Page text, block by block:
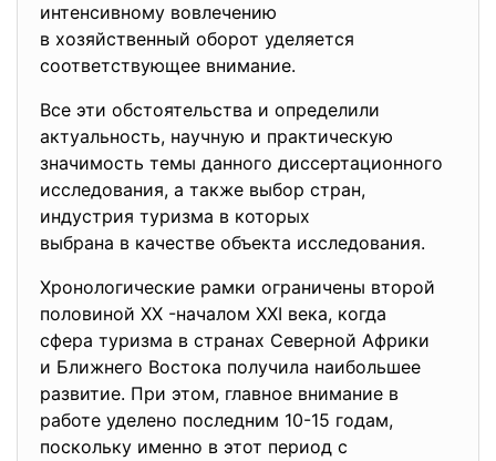
интенсивному вовлечению
в хозяйственный оборот уделяется
соответствующее внимание.
Все эти обстоятельства и определили
актуальность, научную и практическую
значимость темы данного диссертационного
исследования, а также выбор стран,
индустрия туризма в которых
выбрана в качестве объекта исследования.
Хронологические рамки ограничены второй
половиной XX -началом XXI века, когда
сфера туризма в странах Северной Африки
и Ближнего Востока получила наибольшее
развитие. При этом, главное внимание в
работе уделено последним 10-15 годам,
поскольку именно в этот период с